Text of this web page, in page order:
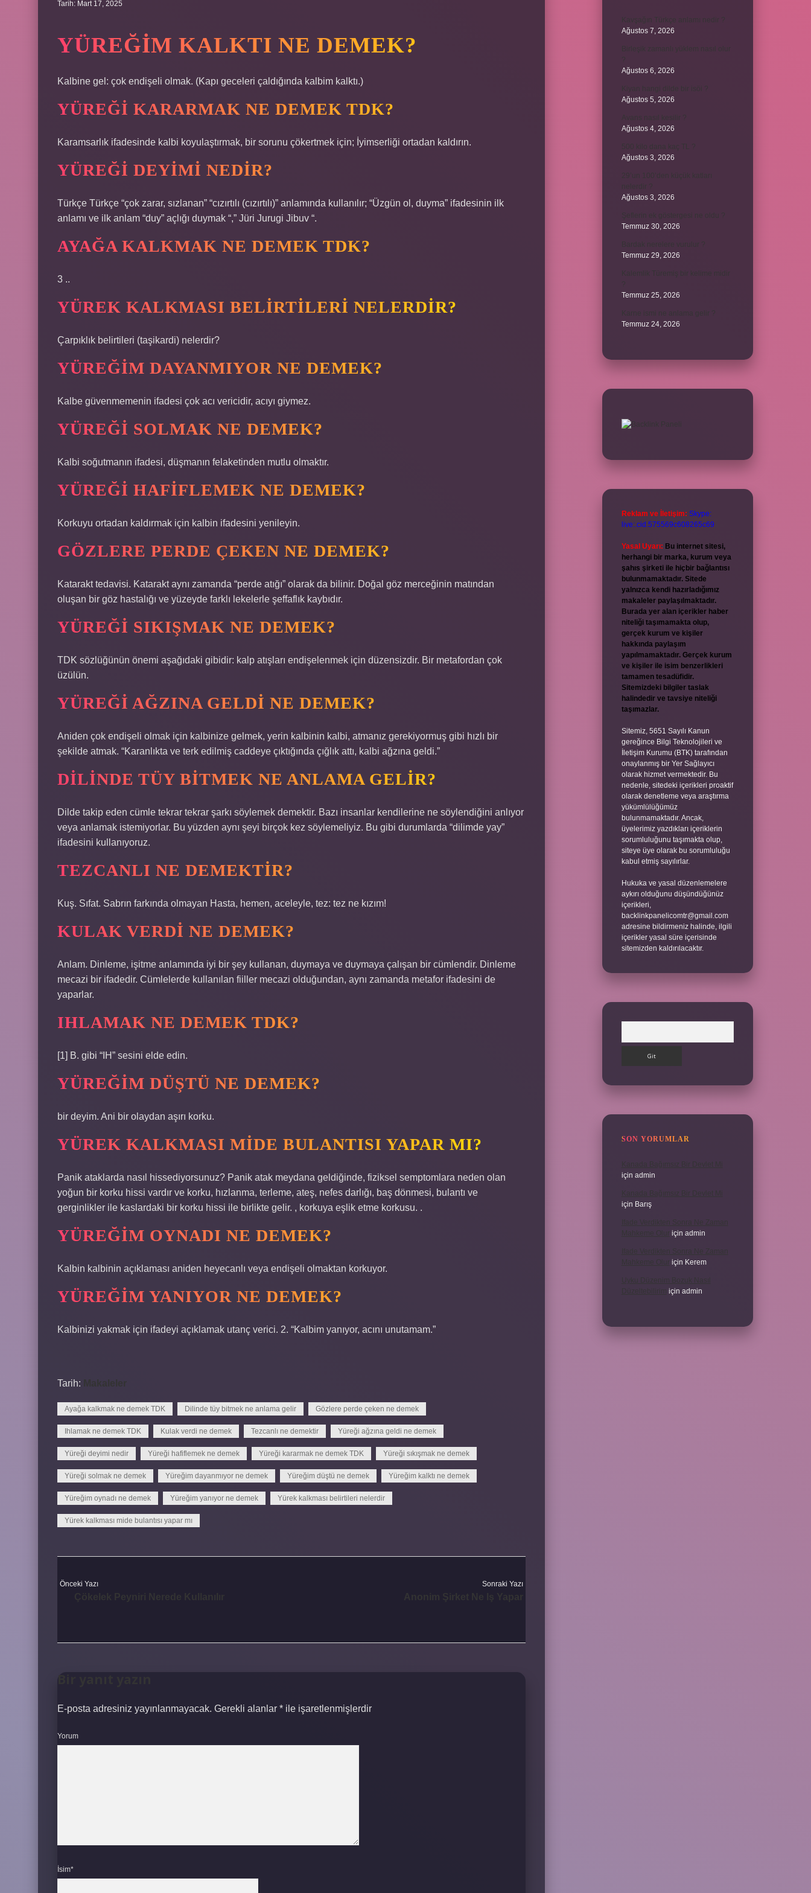
Tarih: Mart 17, 2025
YÜREĞIM KALKTI NE DEMEK?
Kalbine gel: çok endişeli olmak. (Kapı geceleri çaldığında kalbim kalktı.)
YÜREĞI KARARMAK NE DEMEK TDK?
Karamsarlık ifadesinde kalbi koyulaştırmak, bir sorunu çökertmek için; İyimserliği ortadan kaldırın.
YÜREĞI DEYIMI NEDIR?
Türkçe Türkçe “çok zarar, sızlanan” “cızırtılı (cızırtılı)” anlamında kullanılır; “Üzgün ​​ol, duyma” ifadesinin ilk
anlamı ve ilk anlam “duy” açlığı duymak “,” Jüri Jurugi Jibuv “.
AYAĞA KALKMAK NE DEMEK TDK?
3 ..
YÜREK KALKMASI BELIRTILERI NELERDIR?
Çarpıklık belirtileri (taşikardi) nelerdir?
YÜREĞIM DAYANMIYOR NE DEMEK?
Kalbe güvenmemenin ifadesi çok acı vericidir, acıyı giymez.
YÜREĞI SOLMAK NE DEMEK?
Kalbi soğutmanın ifadesi, düşmanın felaketinden mutlu olmaktır.
YÜREĞI HAFIFLEMEK NE DEMEK?
Korkuyu ortadan kaldırmak için kalbin ifadesini yenileyin.
GÖZLERE PERDE ÇEKEN NE DEMEK?
Katarakt tedavisi. Katarakt aynı zamanda “perde atığı” olarak da bilinir. Doğal göz merceğinin matından
oluşan bir göz hastalığı ve yüzeyde farklı lekelerle şeffaflık kaybıdır.
YÜREĞI SIKIŞMAK NE DEMEK?
TDK sözlüğünün önemi aşağıdaki gibidir: kalp atışları endişelenmek için düzensizdir. Bir metafordan çok
üzülün.
YÜREĞI AĞZINA GELDI NE DEMEK?
Aniden çok endişeli olmak için kalbinize gelmek, yerin kalbinin kalbi, atmanız gerekiyormuş gibi hızlı bir
şekilde atmak. “Karanlıkta ve terk edilmiş caddeye çıktığında çığlık attı, kalbi ağzına geldi.”
DILINDE TÜY BITMEK NE ANLAMA GELIR?
Dilde takip eden cümle tekrar tekrar şarkı söylemek demektir. Bazı insanlar kendilerine ne söylendiğini anlıyor
veya anlamak istemiyorlar. Bu yüzden aynı şeyi birçok kez söylemeliyiz. Bu gibi durumlarda “dilimde yay”
ifadesini kullanıyoruz.
TEZCANLI NE DEMEKTIR?
Kuş. Sıfat. Sabrın farkında olmayan Hasta, hemen, aceleyle, tez: tez ne kızım!
KULAK VERDI NE DEMEK?
Anlam. Dinleme, işitme anlamında iyi bir şey kullanan, duymaya ve duymaya çalışan bir cümlendir. Dinleme
mecazi bir ifadedir. Cümlelerde kullanılan fiiller mecazi olduğundan, aynı zamanda metafor ifadesini de
yaparlar.
IHLAMAK NE DEMEK TDK?
[1] B. gibi “IH” sesini elde edin.
YÜREĞIM DÜŞTÜ NE DEMEK?
bir deyim. Ani bir olaydan aşırı korku.
YÜREK KALKMASI MIDE BULANTISI YAPAR MI?
Panik ataklarda nasıl hissediyorsunuz? Panik atak meydana geldiğinde, fiziksel semptomlara neden olan
yoğun bir korku hissi vardır ve korku, hızlanma, terleme, ateş, nefes darlığı, baş dönmesi, bulantı ve
gerginlikler ile kaslardaki bir korku hissi ile birlikte gelir. , korkuya eşlik etme korkusu. .
YÜREĞIM OYNADI NE DEMEK?
Kalbin kalbinin açıklaması aniden heyecanlı veya endişeli olmaktan korkuyor.
YÜREĞIM YANIYOR NE DEMEK?
Kalbinizi yakmak için ifadeyi açıklamak utanç verici. 2. “Kalbim yanıyor, acını unutamam.”
Tarih: Makaleler
Ayağa kalkmak ne demek TDK Dilinde tüy bitmek ne anlama gelir Gözlere perde çeken ne demek
Ihlamak ne demek TDK Kulak verdi ne demek Tezcanlı ne demektir Yüreği ağzına geldi ne demek
Yüreği deyimi nedir Yüreği hafiflemek ne demek Yüreği kararmak ne demek TDK Yüreği sıkışmak ne demek
Yüreği solmak ne demek Yüreğim dayanmıyor ne demek Yüreğim düştü ne demek Yüreğim kalktı ne demek
Yüreğim oynadı ne demek Yüreğim yanıyor ne demek Yürek kalkması belirtileri nelerdir
Yürek kalkması mide bulantısı yapar mı
Önceki Yazı Sonraki Yazı
E-posta adresiniz yayınlanmayacak. Gerekli alanlar * ile işaretlenmişlerdir
Yorum
İsim*
Ağustos 7, 2026
Ağustos 6, 2026
Ağustos 5, 2026
Ağustos 4, 2026
Ağustos 3, 2026
Ağustos 3, 2026
Temmuz 30, 2026
Temmuz 29, 2026
Temmuz 25, 2026
Temmuz 24, 2026
Reklam ve İletişim: Skype:
live:.cid.575569c608265c69
Yasal Uyarı: Bu internet sitesi,
herhangi bir marka, kurum veya
şahıs şirketi ile hiçbir bağlantısı
bulunmamaktadır. Sitede
yalnızca kendi hazırladığımız
makaleler paylaşılmaktadır.
Burada yer alan içerikler haber
niteliği taşımamakta olup,
gerçek kurum ve kişiler
hakkında paylaşım
yapılmamaktadır. Gerçek kurum
ve kişiler ile isim benzerlikleri
tamamen tesadüfidir.
Sitemizdeki bilgiler taslak
halindedir ve tavsiye niteliği
taşımazlar.
Sitemiz, 5651 Sayılı Kanun
gereğince Bilgi Teknolojileri ve
İletişim Kurumu (BTK) tarafından
onaylanmış bir Yer Sağlayıcı
olarak hizmet vermektedir. Bu
nedenle, sitedeki içerikleri proaktif
olarak denetleme veya araştırma
yükümlülüğümüz
bulunmamaktadır. Ancak,
üyelerimiz yazdıkları içeriklerin
sorumluluğunu taşımakta olup,
siteye üye olarak bu sorumluluğu
kabul etmiş sayılırlar.
Hukuka ve yasal düzenlemelere
aykırı olduğunu düşündüğünüz
içerikleri,
backlinkpanelicomtr@gmail.com
adresine bildirmeniz halinde, ilgili
içerikler yasal süre içerisinde
sitemizden kaldırılacaktır.
SON YORUMLAR
için admin
için Barış
için admin
için Kerem
için admin